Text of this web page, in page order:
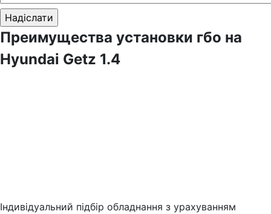
Преимущества установки гбо на
Hyundai Getz 1.4
Індивідуальний підбір обладнання з урахуванням